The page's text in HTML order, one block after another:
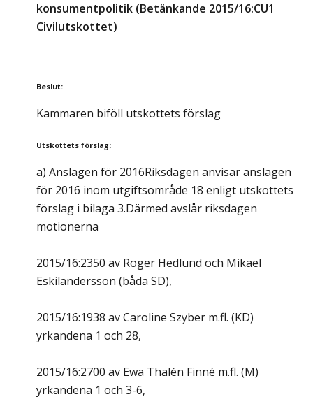
konsumentpolitik (Betänkande 2015/16:CU1
Civilutskottet)
Beslut:
Kammaren biföll utskottets förslag
Utskottets förslag:
a) Anslagen för 2016Riksdagen anvisar anslagen
för 2016 inom utgiftsområde 18 enligt utskottets
förslag i bilaga 3.Därmed avslår riksdagen
motionerna
2015/16:2350 av Roger Hedlund och Mikael
Eskilandersson (båda SD),
2015/16:1938 av Caroline Szyber m.fl. (KD)
yrkandena 1 och 28,
2015/16:2700 av Ewa Thalén Finné m.fl. (M)
yrkandena 1 och 3-6,